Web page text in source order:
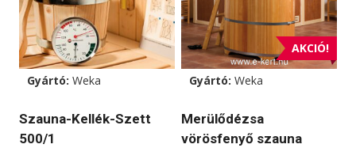
Gyártó: Weka
Szauna-Kellék-Szett
500/1
AKCIÓ!
Gyártó: Weka
Merülődézsa
vörösfenyő szauna